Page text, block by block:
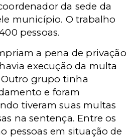
da sede da
município. O trabalho
pessoas.
a pena de privação
execução da multa
grupo tinha
e foram
tiveram suas multas
na sentença. Entre os
pessoas em situação de